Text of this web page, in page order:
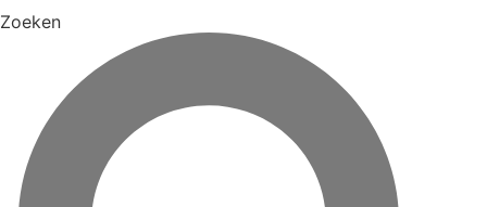
Zoeken